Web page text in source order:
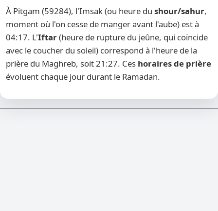
À Pitgam (59284), l'Imsak (ou heure du shour/sahur,
moment où l'on cesse de manger avant l'aube) est à
04:17. L'Iftar(heure de rupture du jeûne, qui coïncide
avec le coucher du soleil) correspond à l'heure de la
prière du Maghreb, soit 21:27. Ces horaires de prière
évoluent chaque jour durant le Ramadan.